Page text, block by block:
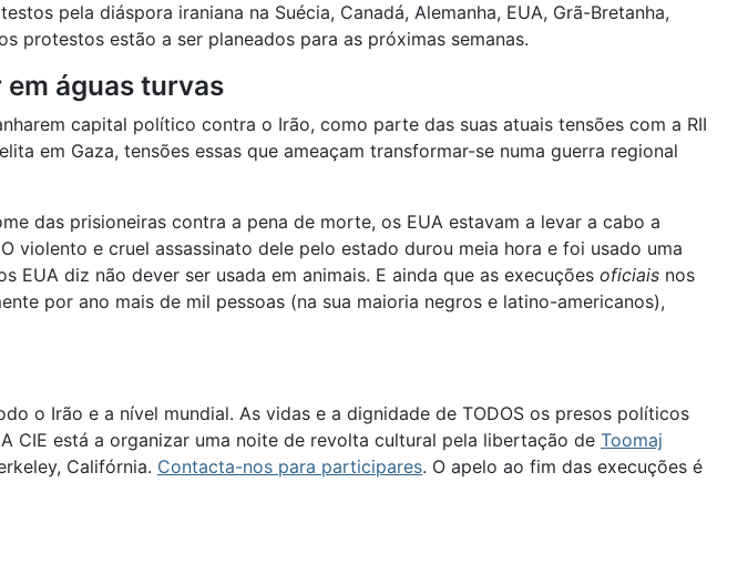
pela diáspora iraniana na Suécia, Canadá, Alemanha, EUA, Grã-Bretanha,
protestos estão a ser planeados para as próximas semanas.
em águas turvas
capital político contra o Irão, como parte das suas atuais tensões com a RII
em Gaza, tensões essas que ameaçam transformar-se numa guerra regional
das prisioneiras contra a pena de morte, os EUA estavam a levar a cabo a
violento e cruel assassinato dele pelo estado durou meia hora e foi usado uma
diz não dever ser usada em animais. E ainda que as execuções oficiais nos
por ano mais de mil pessoas (na sua maioria negros e latino-americanos),
o Irão e a nível mundial. As vidas e a dignidade de TODOS os presos políticos
CIE está a organizar uma noite de revolta cultural pela libertação de Toomaj
Califórnia. Contacta-nos para participares. O apelo ao fim das execuções é